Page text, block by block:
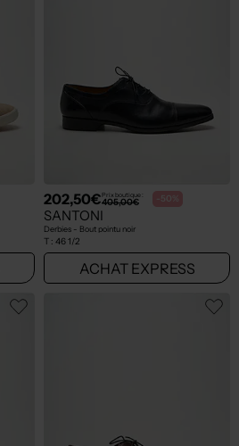
202,50€Prix boutique :
405,00€ -50%
SANTONI
Derbies - Bout pointu noir
T : 46 1/2
ACHAT EXPRESS